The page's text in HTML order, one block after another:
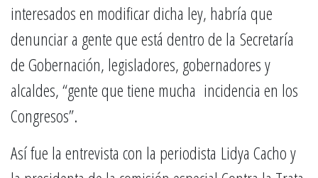
interesados en modificar dicha ley, habría que
denunciar a gente que está dentro de la Secretaría
de Gobernación, legisladores, gobernadores y
alcaldes, “gente que tiene mucha incidencia en los
Congresos”.
Así fue la entrevista con la periodista Lidya Cacho y